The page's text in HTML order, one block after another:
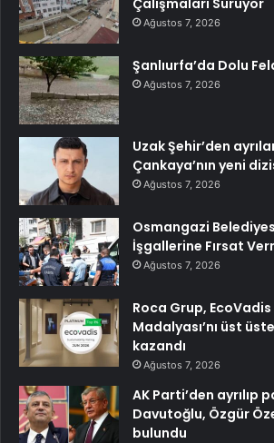
Ağustos 7, 2026
Şanlıurfa’da Dolu
Ağustos 7, 2026
Uzak Şehir’den
Çankaya’nın yeni
Ağustos 7, 2026
Osmangazi
İşgallerine Fırsat
Ağustos 7, 2026
Roca Grup,
Madalyası’nı üst
kazandı
Ağustos 7, 2026
AK Parti’den ayrılıp
Davutoğlu, Özgür
bulundu